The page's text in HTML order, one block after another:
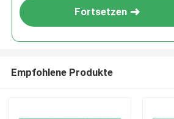
Fortsetzen
Empfohlene Produkte